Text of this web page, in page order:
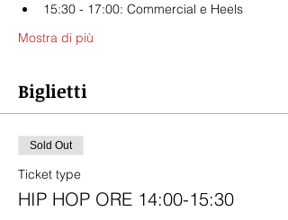
15:30 - 17:00: Commercial e Heels
Mostra di più
Biglietti
Sold Out
Ticket type
HIP HOP ORE 14:00-15:30